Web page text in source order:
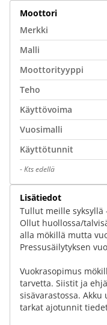
Moottori
Merkki
Malli
Moottorityyppi
Teho
Käyttövoima
Vuosimalli
Käyttötunnit
-Kts edellä
Lisätiedot
Tullut meille
Ollut huollossa/
alla mökillä mutta
Pressusäilytyksen
Vuokrasopimus
tarvetta. Siistit ja
sisävarastossa.
tarkat ajotunnit